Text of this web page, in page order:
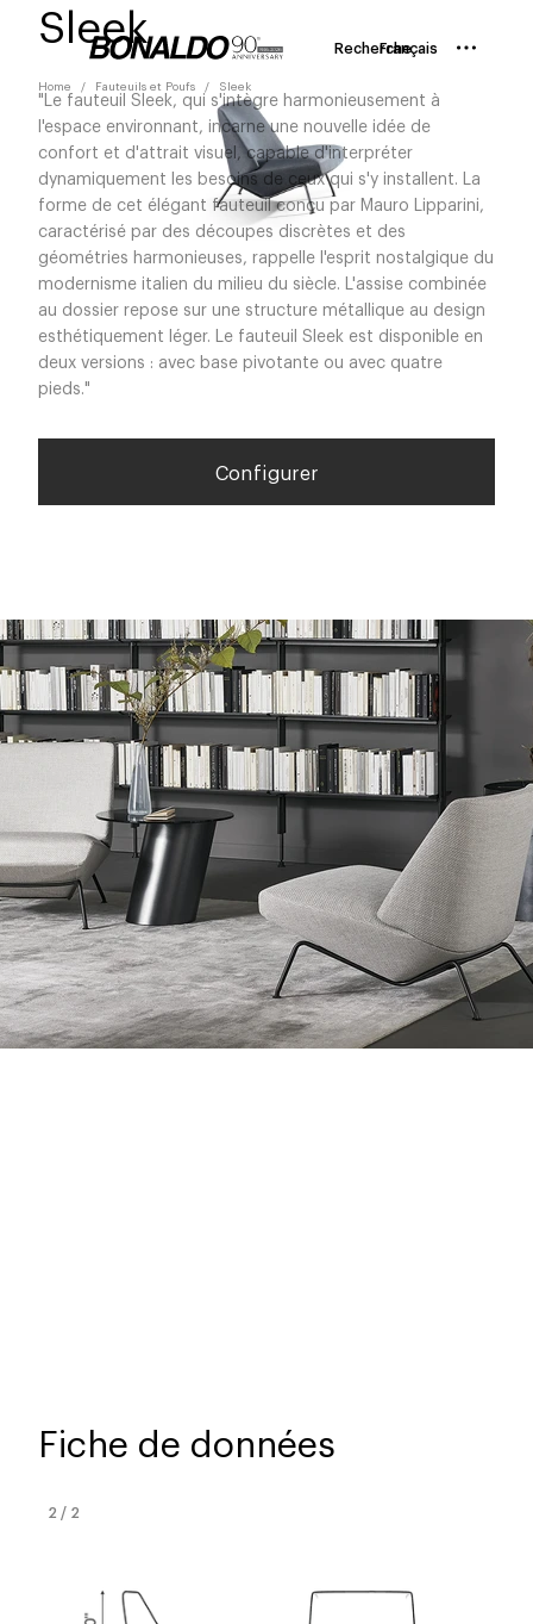
Recherche
Français
Home Fauteuils et Poufs Sleek
Sleek
"Le fauteuil Sleek, qui s'intègre harmonieusement à
l'espace environnant, incarne une nouvelle idée de
confort et d'attrait visuel, capable d'interpréter
dynamiquement les besoins de ceux qui s'y installent. La
forme de cet élégant fauteuil conçu par Mauro Lipparini,
caractérisé par des découpes discrètes et des
géométries harmonieuses, rappelle l'esprit nostalgique du
modernisme italien du milieu du siècle. L'assise combinée
au dossier repose sur une structure métallique au design
esthétiquement léger. Le fauteuil Sleek est disponible en
deux versions : avec base pivotante ou avec quatre
pieds."
Configurer
Fiche de données
2 / 2